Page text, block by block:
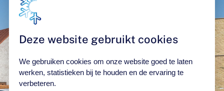
Deze website gebruikt cookies
We gebruiken cookies om onze website goed te laten
werken, statistieken bij te houden en de ervaring te
verbeteren.